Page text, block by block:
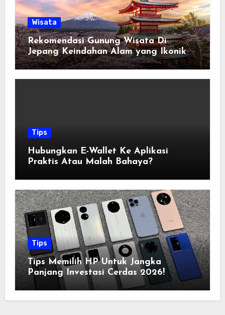
Wisata
Rekomendasi Gunung Wisata Di
Jepang Keindahan Alam yang Ikonik
Tips
Hubungkan E-Wallet Ke Aplikasi
Praktis Atau Malah Bahaya?
Tips
Tips Memilih HP Untuk Jangka
Panjang Investasi Cerdas 2026!